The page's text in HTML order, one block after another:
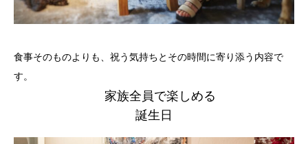
食事そのものよりも、祝う気持ちとその時間に寄り添う内容で
す。
家族全員で楽しめる
誕生日